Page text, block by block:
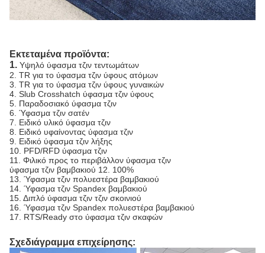
Εκτεταμένα προϊόντα:
1. Υψηλό ύφασμα τζιν τεντωμάτων
2. TR για το ύφασμα τζιν ύφους ατόμων
3. TR για το ύφασμα τζιν ύφους γυναικών
4. Slub Crosshatch ύφασμα τζιν ύφους
5. Παραδοσιακό ύφασμα τζιν
6. Ύφασμα τζιν σατέν
7. Ειδικό υλικό ύφασμα τζιν
8. Ειδικό υφαίνοντας ύφασμα τζιν
9. Ειδικό ύφασμα τζιν λήξης
10. PFD/RFD ύφασμα τζιν
11. Φιλικό προς το περιβάλλον ύφασμα τζιν
ύφασμα τζιν βαμβακιού 12. 100%
13. Ύφασμα τζιν πολυεστέρα βαμβακιού
14. Ύφασμα τζιν Spandex βαμβακιού
15. Διπλό ύφασμα τζιν τζιν σκοινιού
16. Ύφασμα τζιν Spandex πολυεστέρα βαμβακιού
17. RTS/Ready στο ύφασμα τζιν σκαφών
Σχεδιάγραμμα επιχείρησης: